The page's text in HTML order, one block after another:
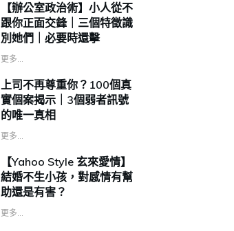
【辦公室政治術】小人從不
跟你正面交鋒｜三個特徵識
別她們｜必要時還擊
更多...
上司不再尊重你？100個真
實個案揭示｜3個弱者訊號
的唯一真相
更多...
【Yahoo Style 玄來愛情】
結婚不生小孩，對感情有幫
助還是有害？
更多...